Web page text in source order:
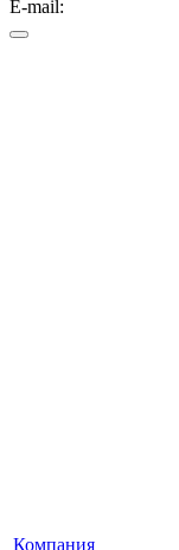
E-mail:
Компания